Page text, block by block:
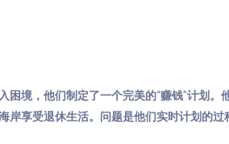
困境，他们制定了一个完美的“赚钱”计划
岸享受退休生活。问题是他们实时计划的过